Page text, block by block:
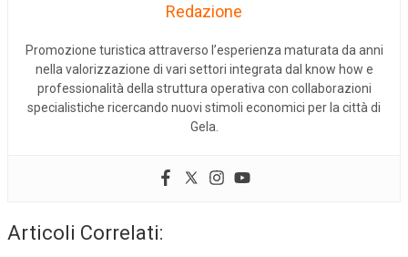
Redazione
Promozione turistica attraverso l’esperienza maturata da anni
nella valorizzazione di vari settori integrata dal know how e
professionalità della struttura operativa con collaborazioni
specialistiche ricercando nuovi stimoli economici per la città di
Gela.
Articoli Correlati: